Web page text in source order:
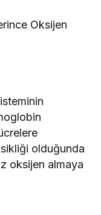
Oksijen
olduğunda
oksijen almaya